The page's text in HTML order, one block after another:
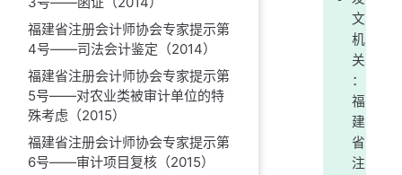
福建省注册会计师协会专家提示第
4号——司法会计鉴定（2014）
福建省注册会计师协会专家提示第
5号——对农业类被审计单位的特
殊考虑（2015）
福建省注册会计师协会专家提示第
6号——审计项目复核（2015）
文
机
关
：
福
建
省
注